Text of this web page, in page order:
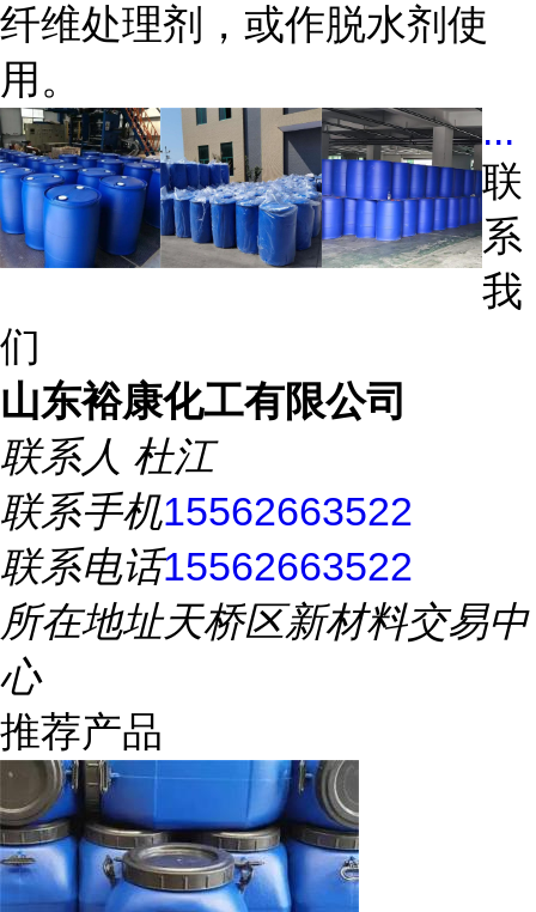
纤维处理剂，或作脱水剂使
用。
...
联
系
我
们
山东裕康化工有限公司
联系人 杜江
联系手机15562663522
联系电话15562663522
所在地址天桥区新材料交易中
心
推荐产品